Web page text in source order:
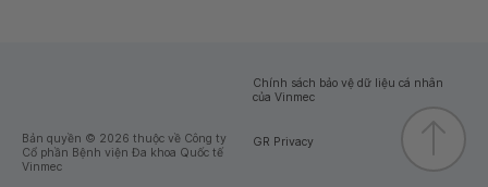
Bản quyền © 2026 thuộc về Công ty
Cổ phần Bệnh viện Đa khoa Quốc tế
Vinmec
Chính sách bảo vệ dữ liệu cá nhân
của Vinmec
GR Privacy